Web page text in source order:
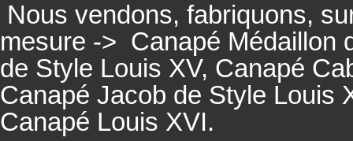
Nous vendons, fabriquons,
mesure -> Canapé Médaillon
de Style Louis XV, Canapé
Canapé Jacob de Style Louis
Canapé Louis XVI.